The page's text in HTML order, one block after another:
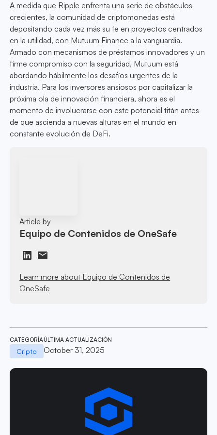
A medida que Ripple enfrenta una serie de obstáculos
crecientes, la comunidad de criptomonedas está
depositando cada vez más su fe en proyectos centrados
en la utilidad, con Mutuum Finance a la vanguardia.
Armado con mecanismos de préstamos innovadores y un
firme compromiso con la seguridad, Mutuum está
abordando hábilmente los desafíos urgentes de la
industria. Para los inversores ansiosos por capitalizar la
próxima ola de innovación financiera, ahora es el
momento de involucrarse con este potencial titán antes
de que ascienda a nuevas alturas en el mundo en
constante evolución de DeFi.
Article by
Equipo de Contenidos de OneSafe
Learn more about Equipo de Contenidos de
OneSafe
CATEGORÍA
Cripto
ÚLTIMA ACTUALIZACIÓN
October 31, 2025